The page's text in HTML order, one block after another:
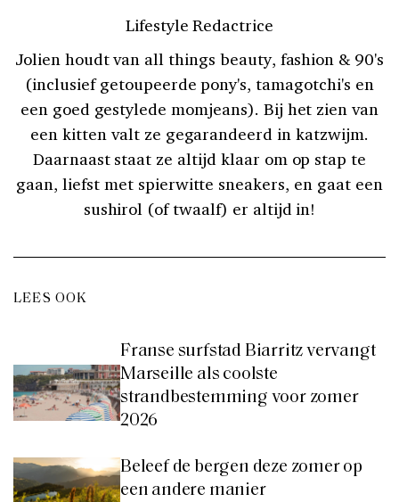
Lifestyle Redactrice
Jolien houdt van all things beauty, fashion & 90's
(inclusief getoupeerde pony's, tamagotchi's en
een goed gestylede momjeans). Bij het zien van
een kitten valt ze gegarandeerd in katzwijm.
Daarnaast staat ze altijd klaar om op stap te
gaan, liefst met spierwitte sneakers, en gaat een
sushirol (of twaalf) er altijd in!
LEES OOK
Franse surfstad Biarritz vervangt
Marseille als coolste
strandbestemming voor zomer
2026
Beleef de bergen deze zomer op
een andere manier